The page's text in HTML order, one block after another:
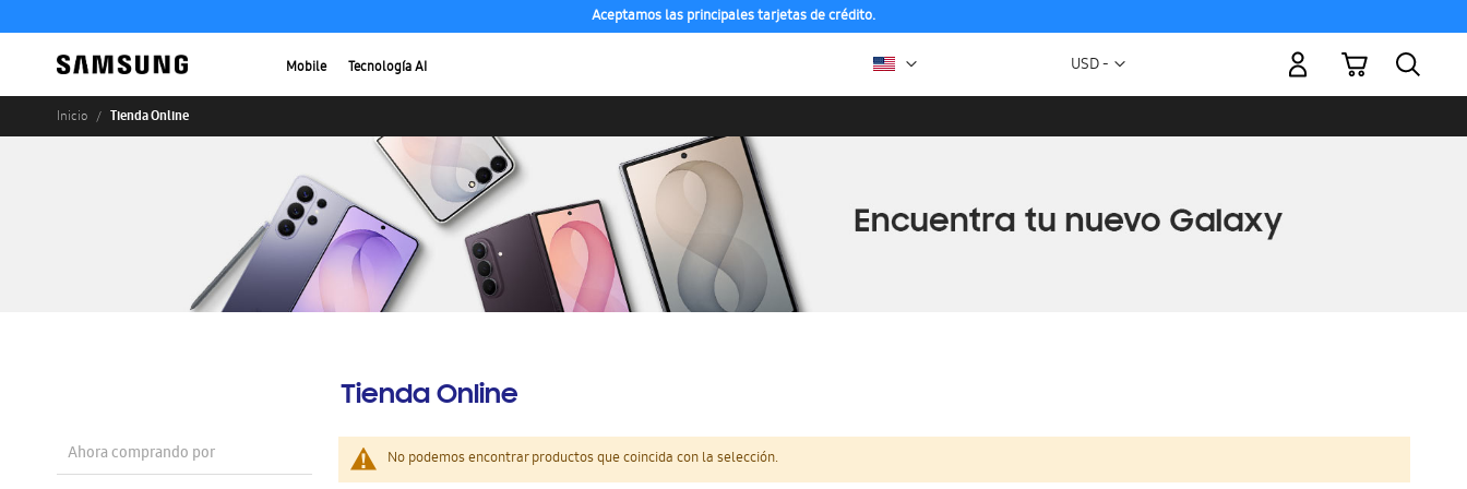
Aceptamos las principales tarjetas de crédito.
Mobile Tecnología AI Moneda
USD -
Mi carrito
Inicio Tienda Online
Tienda Online
No podemos encontrar productos que coincida con la selección.
Ahora comprando por